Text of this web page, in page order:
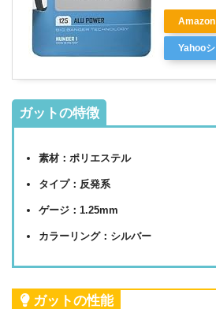
Amazon
Yahoo
ガットの特徴
素材：ポリエステル
タイプ：反発系
ゲージ：1.25mm
カラーリング：シルバー
ガットの性能